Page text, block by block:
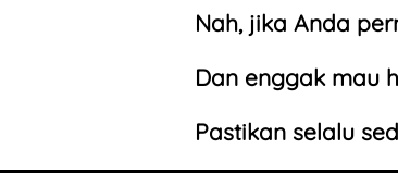
Nah, jika Anda
Dan enggak mau
Pastikan selalu